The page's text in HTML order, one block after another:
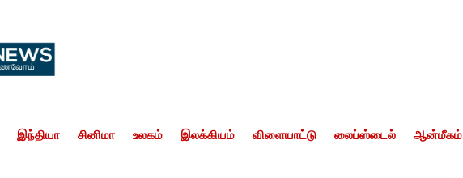
இந்தியா சினிமா உலகம் இலக்கியம் விளையாட்டு லைப்ஸ்டைல் ஆன்மீகம்